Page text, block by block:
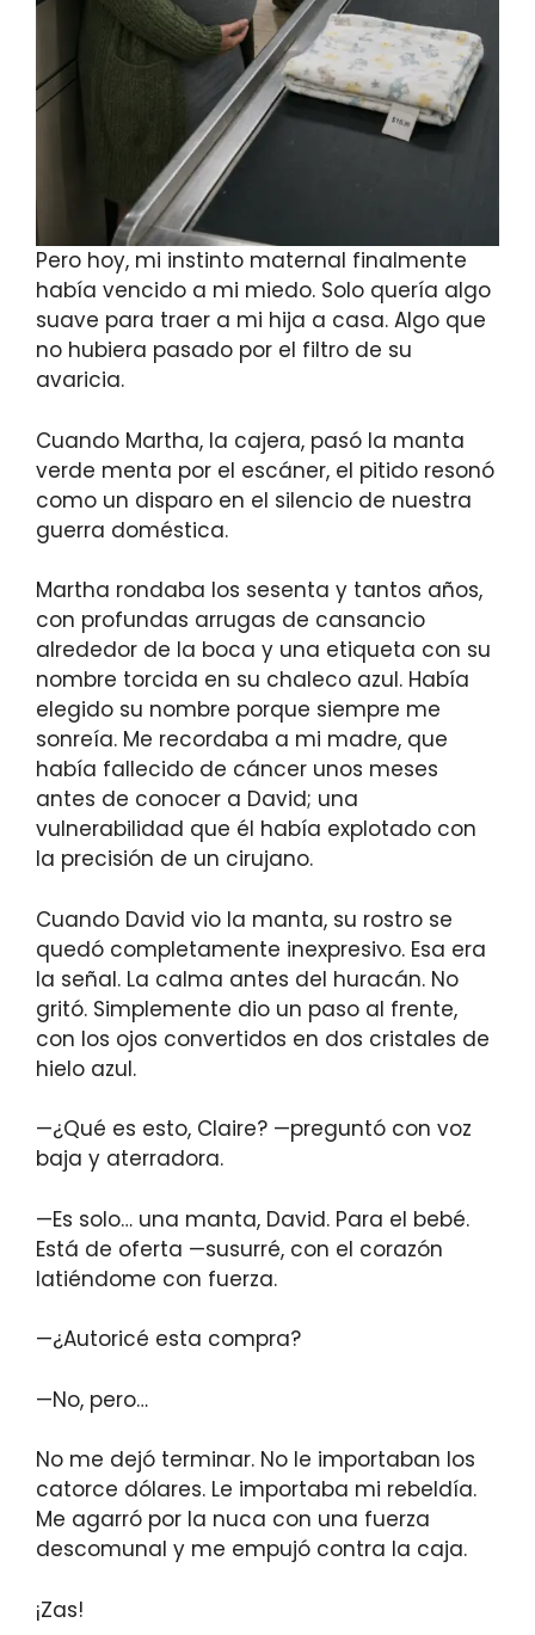
Pero hoy, mi instinto maternal finalmente
había vencido a mi miedo. Solo quería algo
suave para traer a mi hija a casa. Algo que
no hubiera pasado por el filtro de su
avaricia.
Cuando Martha, la cajera, pasó la manta
verde menta por el escáner, el pitido resonó
como un disparo en el silencio de nuestra
guerra doméstica.
Martha rondaba los sesenta y tantos años,
con profundas arrugas de cansancio
alrededor de la boca y una etiqueta con su
nombre torcida en su chaleco azul. Había
elegido su nombre porque siempre me
sonreía. Me recordaba a mi madre, que
había fallecido de cáncer unos meses
antes de conocer a David; una
vulnerabilidad que él había explotado con
la precisión de un cirujano.
Cuando David vio la manta, su rostro se
quedó completamente inexpresivo. Esa era
la señal. La calma antes del huracán. No
gritó. Simplemente dio un paso al frente,
con los ojos convertidos en dos cristales de
hielo azul.
—¿Qué es esto, Claire? —preguntó con voz
baja y aterradora.
—Es solo… una manta, David. Para el bebé.
Está de oferta —susurré, con el corazón
latiéndome con fuerza.
—¿Autoricé esta compra?
—No, pero…
No me dejó terminar. No le importaban los
catorce dólares. Le importaba mi rebeldía.
Me agarró por la nuca con una fuerza
descomunal y me empujó contra la caja.
¡Zas!